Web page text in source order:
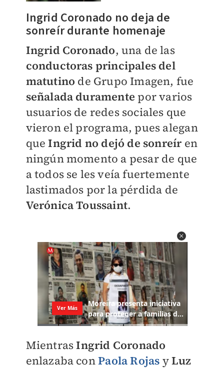
Ingrid Coronado no deja de
sonreír durante homenaje
Ingrid Coronado, una de las
conductoras principales del
matutino de Grupo Imagen, fue
señalada duramente por varios
usuarios de redes sociales que
vieron el programa, pues alegan
queIngrid no dejó de sonreír en
ningún momento a pesar de que
a todos se les veía fuertemente
lastimados por la pérdida de
Verónica Toussaint.
MientrasIngrid Coronado
enlazaba conPaola Rojas yLuz